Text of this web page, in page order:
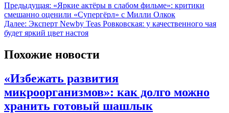
Предыдущая: «Яркие актёры в слабом фильме»: критики
смешанно оценили «Супергёрл» с Милли Олкок
Далее: Эксперт Newby Teas Ровковская: у качественного чая
будет яркий цвет настоя
Похожие новости
«Избежать развития
микроорганизмов»: как долго можно
хранить готовый шашлык